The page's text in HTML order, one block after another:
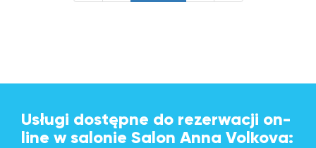
Usługi dostępne do rezerwacji on-
line w salonie Salon Anna Volkova: